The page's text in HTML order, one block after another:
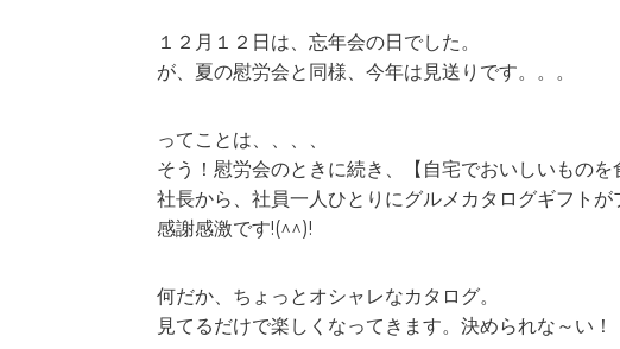
１２月１２日は、忘年会の日でした。
が、夏の慰労会と同様、今年は見送りです。。。
ってことは、、、、
そう！慰労会のときに続き、【自宅でおいしいもの
社長から、社員一人ひとりにグルメカタログギフトが
感謝感激です!(^^)!
何だか、ちょっとオシャレなカタログ。
見てるだけで楽しくなってきます。決められな～い！